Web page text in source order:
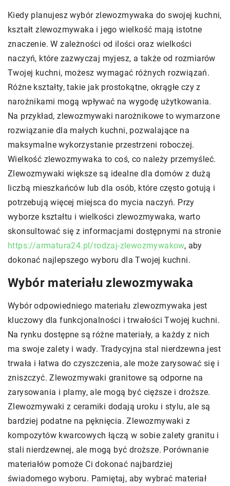
Kiedy planujesz wybór zlewozmywaka do swojej kuchni,
kształt zlewozmywaka i jego wielkość mają istotne
znaczenie. W zależności od ilości oraz wielkości
naczyń, które zazwyczaj myjesz, a także od rozmiarów
Twojej kuchni, możesz wymagać różnych rozwiązań.
Różne kształty, takie jak prostokątne, okrągłe czy z
narożnikami mogą wpływać na wygodę użytkowania.
Na przykład, zlewozmywaki narożnikowe to wymarzone
rozwiązanie dla małych kuchni, pozwalające na
maksymalne wykorzystanie przestrzeni roboczej.
Wielkość zlewozmywaka to coś, co należy przemyśleć.
Zlewozmywaki większe są idealne dla domów z dużą
liczbą mieszkańców lub dla osób, które często gotują i
potrzebują więcej miejsca do mycia naczyń. Przy
wyborze kształtu i wielkości zlewozmywaka, warto
skonsultować się z informacjami dostępnymi na stronie
https://armatura24.pl/rodzaj-zlewozmywakow, aby
dokonać najlepszego wyboru dla Twojej kuchni.
Wybór materiału zlewozmywaka
Wybór odpowiedniego materiału zlewozmywaka jest
kluczowy dla funkcjonalności i trwałości Twojej kuchni.
Na rynku dostępne są różne materiały, a każdy z nich
ma swoje zalety i wady. Tradycyjna stal nierdzewna jest
trwała i łatwa do czyszczenia, ale może zarysować się i
zniszczyć. Zlewozmywaki granitowe są odporne na
zarysowania i plamy, ale mogą być cięższe i droższe.
Zlewozmywaki z ceramiki dodają uroku i stylu, ale są
bardziej podatne na pęknięcia. Zlewozmywaki z
kompozytów kwarcowych łączą w sobie zalety granitu i
stali nierdzewnej, ale mogą być droższe. Porównanie
materiałów pomoże Ci dokonać najbardziej
świadomego wyboru. Pamiętaj, aby wybrać materiał